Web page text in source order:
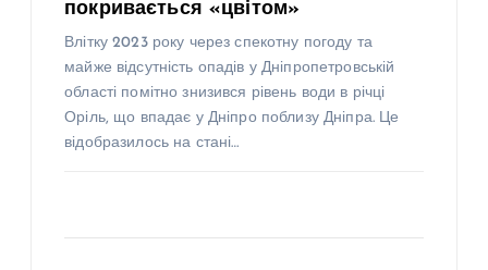
покривається «цвітом»
Влітку 2023 року через спекотну погоду та
майже відсутність опадів у Дніпропетровській
області помітно знизився рівень води в річці
Оріль, що впадає у Дніпро поблизу Дніпра. Це
відобразилось на стані…